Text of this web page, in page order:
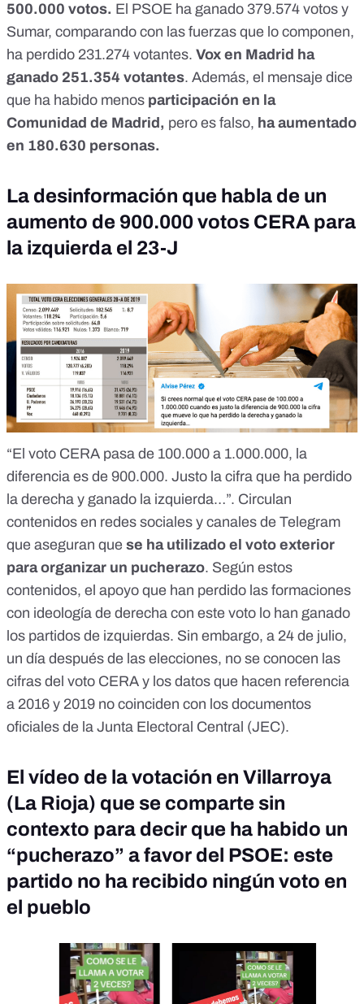
500.000 votos. El PSOE ha ganado 379.574 votos y
Sumar, comparando con las fuerzas que lo componen,
ha perdido 231.274 votantes. Vox en Madrid ha
ganado 251.354 votantes. Además, el mensaje dice
que ha habido menos participación en la
Comunidad de Madrid, pero es falso, ha aumentado
en 180.630 personas.
La desinformación que habla de un
aumento de 900.000 votos CERA para
la izquierda el 23-J
“El voto CERA pasa de 100.000 a 1.000.000, la
diferencia es de 900.000. Justo la cifra que ha perdido
la derecha y ganado la izquierda…”. Circulan
contenidos en redes sociales y canales de Telegram
que aseguran que se ha utilizado el voto exterior
para organizar un pucherazo. Según estos
contenidos, el apoyo que han perdido las formaciones
con ideología de derecha con este voto lo han ganado
los partidos de izquierdas. Sin embargo, a 24 de julio,
un día después de las elecciones, no se conocen las
cifras del voto CERA y los datos que hacen referencia
a 2016 y 2019 no coinciden con los documentos
oficiales de la Junta Electoral Central (JEC).
El vídeo de la votación en Villarroya
(La Rioja) que se comparte sin
contexto para decir que ha habido un
“pucherazo” a favor del PSOE: este
partido no ha recibido ningún voto en
el pueblo